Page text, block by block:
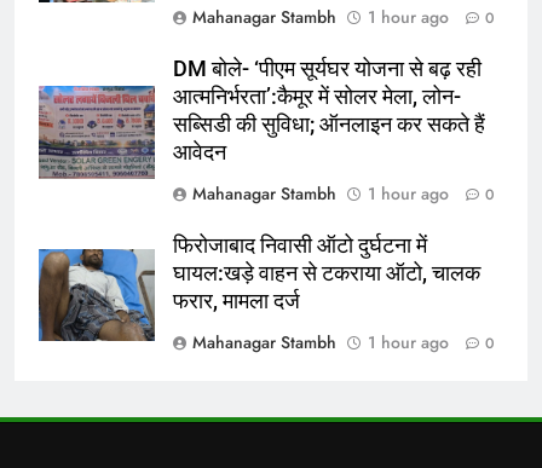
Mahanagar Stambh
1 hour ago 0
DM बोले- ‘पीएम सूर्यघर योजना से बढ़ रही
आत्मनिर्भरता’:कैमूर में सोलर मेला, लोन-
सब्सिडी की सुविधा; ऑनलाइन कर सकते हैं
आवेदन
Mahanagar Stambh
1 hour ago 0
फिरोजाबाद निवासी ऑटो दुर्घटना में
घायल:खड़े वाहन से टकराया ऑटो, चालक
फरार, मामला दर्ज
Mahanagar Stambh
1 hour ago 0
है रेसिपी
लाइफस्टाइल
1
SA20 5वां सीजन- फ्रेंचाइजियों ने
फाइनल किए खिलाड़ी:सैम करन की
19 स्लॉट्स के लिए लगेगी बोली
न्यूज़
2
सऊदी अरब, तुर्किए और पाकिस्तान के
बीच बड़ी डिफेंस डील हुई साइन, जानिए
भारत के लिए क्या मायने
न्यूज़ विश्व